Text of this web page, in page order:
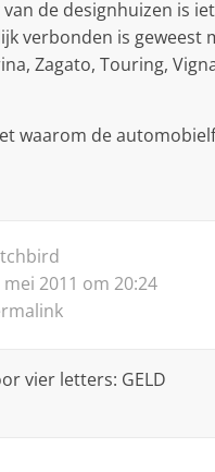
van de designhuizen is
verbonden is geweest
Zagato, Touring,
waarom de
mei 2011 om 20:24
vier letters: GELD